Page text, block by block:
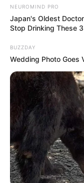
Oil, Gak Cuma untuk
Masak
Alamat email Anda tidak
NEUROMIND PRO
Japan's Oldest
Stop Drinking These
BUZZDAY
Wedding Photo Goes